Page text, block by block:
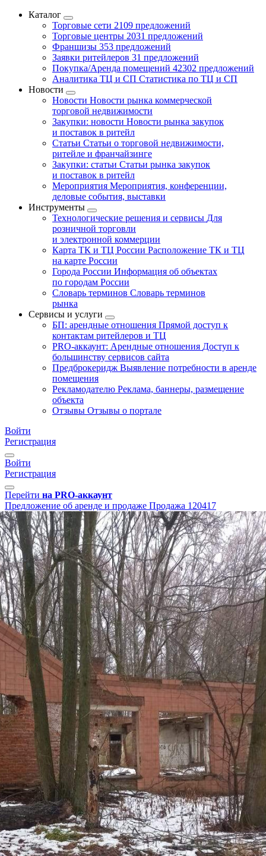
Каталог
Торговые сети 2109 предложений
Торговые центры 2031 предложений
Франшизы 353 предложений
Заявки ритейлеров 31 предложений
Покупка/Аренда помещений 42302 предложений
Аналитика ТЦ и СП Статистика по ТЦ и СП
Новости
Новости Новости рынка коммерческой
торговой недвижимости
Закупки: новости Новости рынка закупок
и поставок в ритейл
Статьи Статьи о торговой недвижимости,
ритейле и франчайзинге
Закупки: статьи Статьи рынка закупок
и поставок в ритейл
Мероприятия Мероприятия, конференции,
деловые события, выставки
Инструменты
Технологические решения и сервисы Для
розничной торговли
и электронной коммерции
Карта ТК и ТЦ России Расположение ТК и ТЦ
на карте России
Города России Информация об объектах
по городам России
Словарь терминов Словарь терминов
рынка
Сервисы и услуги
БП: арендные отношения Прямой доступ к
контактам ритейлеров и ТЦ
PRO-аккаунт: Арендные отношения Доступ к
большинству сервисов сайта
Предброкеридж Выявление потребности в аренде
помещения
Рекламодателю Реклама, баннеры, размещение
объекта
Отзывы Отзывы о портале
Войти
Регистрация
Войти
Регистрация
Перейти на PRO-аккаунт
Предложение об аренде и продаже Продажа 120417
Продажа
120417 - Г. ПОЧИНОК,
ДЕРЕВНЯ МАЧУЛЫ, , Д.89